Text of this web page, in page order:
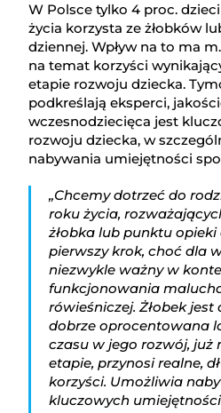
W Polsce tylko 4 proc.
życia korzysta ze żłobków
dziennej. Wpływ na to ma
na temat korzyści
etapie rozwoju dziecka.
podkreślają eksperci,
wczesnodziecięca jest
rozwoju dziecka, w
nabywania umiejętności
„Chcemy dotrzeć do
roku życia,
żłobka lub punktu opieki
pierwszy krok, choć dla
niezwykle ważny w
funkcjonowania
rówieśniczej. Żłobek
dobrze oprocentowana
czasu w jego rozwój, już
etapie, przynosi realne,
korzyści. Umożliwia
kluczowych umiejętności